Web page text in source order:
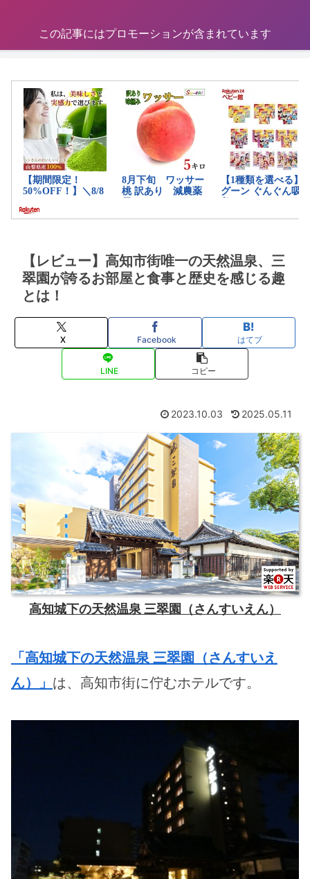
この記事にはプロモーションが含まれています
【レビュー】高知市街唯一の天然温泉、三
翠園が誇るお部屋と食事と歴史を感じる趣
とは！
X Facebook はてブ
LINE コピー
2023.10.03 2025.05.11
高知城下の天然温泉 三翠園（さんすいえん）
「高知城下の天然温泉 三翠園（さんすいえ
ん）」 は、高知市街に佇むホテルです。